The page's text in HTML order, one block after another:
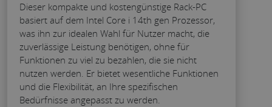
Dieser kompakte und kostengünstige Rack-PC
basiert auf dem Intel Core i 14th gen Prozessor,
was ihn zur idealen Wahl für Nutzer macht, die
zuverlässige Leistung benötigen, ohne für
Funktionen zu viel zu bezahlen, die sie nicht
nutzen werden. Er bietet wesentliche Funktionen
und die Flexibilität, an Ihre spezifischen
Bedürfnisse angepasst zu werden.